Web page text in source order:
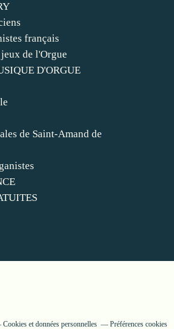
français
de l'Orgue
D'ORGUE
de Saint-Amand de
Cookies et données personnelles Préférences cookies